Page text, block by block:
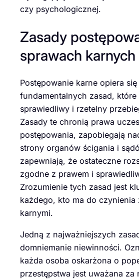
czy psychologicznej.
Zasady
sprawach karnych
Postępowanie karne opiera
fundamentalnych zasad, które
sprawiedliwy i rzetelny
Zasady te chronią prawa
postępowania, zapobiegają
strony organów ścigania i
zapewniają, że ostateczne
zgodne z prawem i
Zrozumienie tych zasad jest
każdego, kto ma do czynienia
karnymi.
Jedną z najważniejszych
domniemanie niewinności.
każda osoba oskarżona o
przestępstwa jest uważana za